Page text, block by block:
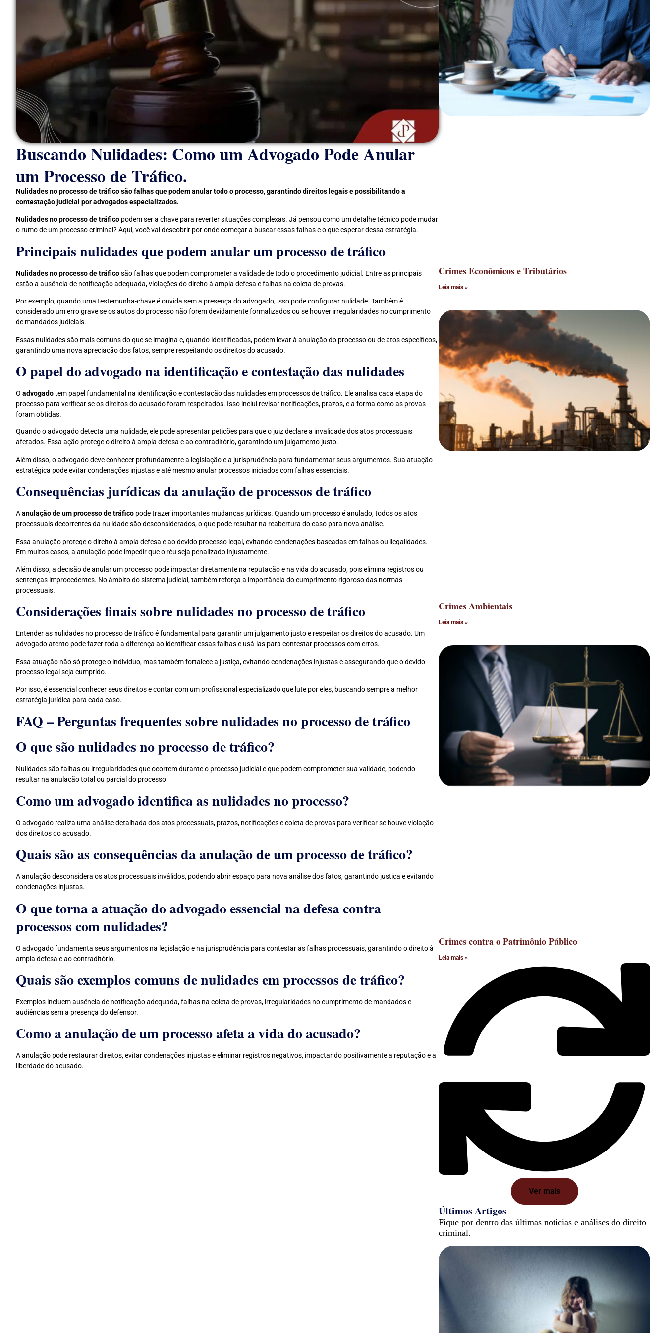
Buscando Nulidades: Como um Advogado Pode Anular
um Processo de Tráfico.
Nulidades no processo de tráfico são falhas que podem anular todo o processo, garantindo direitos legais e possibilitando a
contestação judicial por advogados especializados.
Nulidades no processo de tráfico podem ser a chave para reverter situações complexas. Já pensou como um detalhe técnico pode mudar
o rumo de um processo criminal? Aqui, você vai descobrir por onde começar a buscar essas falhas e o que esperar dessa estratégia.
Principais nulidades que podem anular um processo de tráfico
Nulidades no processo de tráficosão falhas que podem comprometer a validade de todo o procedimento judicial. Entre as principais
estão a ausência de notificação adequada, violações do direito à ampla defesa e falhas na coleta de provas.
Por exemplo, quando uma testemunha-chave é ouvida sem a presença do advogado, isso pode configurar nulidade. Também é
considerado um erro grave se os autos do processo não forem devidamente formalizados ou se houver irregularidades no cumprimento
de mandados judiciais.
Essas nulidades são mais comuns do que se imagina e, quando identificadas, podem levar à anulação do processo ou de atos específicos,
garantindo uma nova apreciação dos fatos, sempre respeitando os direitos do acusado.
O papel do advogado na identificação e contestação das nulidades
O advogadotem papel fundamental na identificação e contestação das nulidades em processos de tráfico. Ele analisa cada etapa do
processo para verificar se os direitos do acusado foram respeitados. Isso inclui revisar notificações, prazos, e a forma como as provas
foram obtidas.
Quando o advogado detecta uma nulidade, ele pode apresentar petições para que o juiz declare a invalidade dos atos processuais
afetados. Essa ação protege o direito à ampla defesa e ao contraditório, garantindo um julgamento justo.
Além disso, o advogado deve conhecer profundamente a legislação e a jurisprudência para fundamentar seus argumentos. Sua atuação
estratégica pode evitar condenações injustas e até mesmo anular processos iniciados com falhas essenciais.
Consequências jurídicas da anulação de processos de tráfico
Aanulação de um processo de tráfico pode trazer importantes mudanças jurídicas. Quando um processo é anulado, todos os atos
processuais decorrentes da nulidade são desconsiderados, o que pode resultar na reabertura do caso para nova análise.
Essa anulação protege o direito à ampla defesa e ao devido processo legal, evitando condenações baseadas em falhas ou ilegalidades.
Em muitos casos, a anulação pode impedir que o réu seja penalizado injustamente.
Além disso, a decisão de anular um processo pode impactar diretamente na reputação e na vida do acusado, pois elimina registros ou
sentenças improcedentes. No âmbito do sistema judicial, também reforça a importância do cumprimento rigoroso das normas
processuais.
Considerações finais sobre nulidades no processo de tráfico
Entender as nulidades no processo de tráfico é fundamental para garantir um julgamento justo e respeitar os direitos do acusado. Um
advogado atento pode fazer toda a diferença ao identificar essas falhas e usá-las para contestar processos com erros.
Essa atuação não só protege o indivíduo, mas também fortalece a justiça, evitando condenações injustas e assegurando que o devido
processo legal seja cumprido.
Por isso, é essencial conhecer seus direitos e contar com um profissional especializado que lute por eles, buscando sempre a melhor
estratégia jurídica para cada caso.
FAQ – Perguntas frequentes sobre nulidades no processo de tráfico
O que são nulidades no processo de tráfico?
Nulidades são falhas ou irregularidades que ocorrem durante o processo judicial e que podem comprometer sua validade, podendo
resultar na anulação total ou parcial do processo.
Como um advogado identifica as nulidades no processo?
O advogado realiza uma análise detalhada dos atos processuais, prazos, notificações e coleta de provas para verificar se houve violação
dos direitos do acusado.
Quais são as consequências da anulação de um processo de tráfico?
A anulação desconsidera os atos processuais inválidos, podendo abrir espaço para nova análise dos fatos, garantindo justiça e evitando
condenações injustas.
O que torna a atuação do advogado essencial na defesa contra
processos com nulidades?
O advogado fundamenta seus argumentos na legislação e na jurisprudência para contestar as falhas processuais, garantindo o direito à
ampla defesa e ao contraditório.
Quais são exemplos comuns de nulidades em processos de tráfico?
Exemplos incluem ausência de notificação adequada, falhas na coleta de provas, irregularidades no cumprimento de mandados e
audiências sem a presença do defensor.
Como a anulação de um processo afeta a vida do acusado?
A anulação pode restaurar direitos, evitar condenações injustas e eliminar registros negativos, impactando positivamente a reputação e a
liberdade do acusado.
Crimes Econômicos e Tributários
Leia mais »
Crimes Ambientais
Leia mais »
Crimes contra o Patrimônio Público
Leia mais »
Ver mais
Últimos Artigos
Fique por dentro das últimas notícias e análises do direito
criminal.